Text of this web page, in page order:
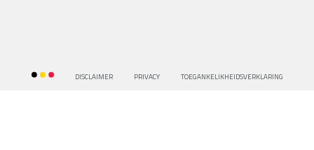
DISCLAIMER PRIVACY TOEGANKELIKHEIDSVERKLARING